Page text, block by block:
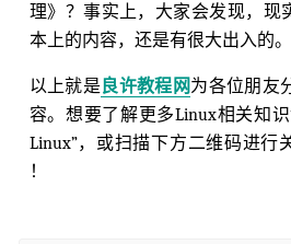
理》？事实上，大家会发现，现
本上的内容，还是有很大出入的。
以上就是良许教程网为各位朋友
容。想要了解更多Linux相关知
Linux”，或扫描下方二维码进行
！